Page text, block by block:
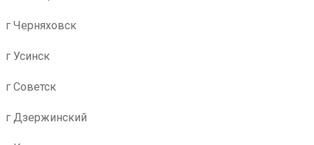
г Черняховск
г Усинск
г Советск
г Дзержинский